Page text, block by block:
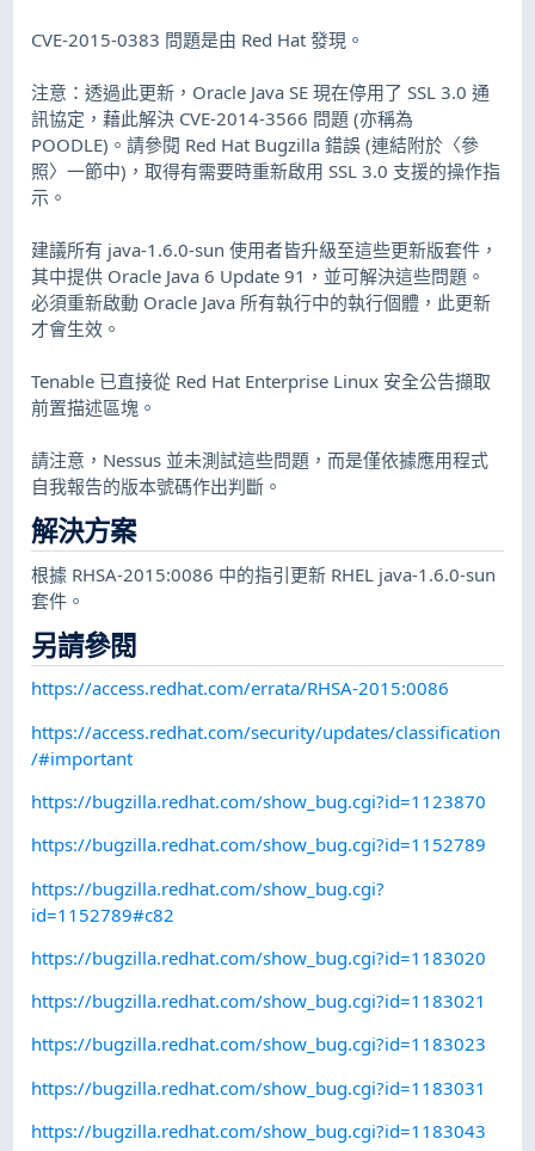
CVE-2015-0383 問題是由 Red Hat 發現。
注意：透過此更新，Oracle Java SE 現在停用了 SSL 3.0 通
訊協定，藉此解決 CVE-2014-3566 問題 (亦稱為
POODLE)。請參閱 Red Hat Bugzilla 錯誤 (連結附於〈參
照〉一節中)，取得有需要時重新啟用 SSL 3.0 支援的操作指
示。
建議所有 java-1.6.0-sun 使用者皆升級至這些更新版套件，
其中提供 Oracle Java 6 Update 91，並可解決這些問題。
必須重新啟動 Oracle Java 所有執行中的執行個體，此更新
才會生效。
Tenable 已直接從 Red Hat Enterprise Linux 安全公告擷取
前置描述區塊。
請注意，Nessus 並未測試這些問題，而是僅依據應用程式
自我報告的版本號碼作出判斷。
解決方案
根據 RHSA-2015:0086 中的指引更新 RHEL java-1.6.0-sun
套件。
另請參閱
https://access.redhat.com/errata/RHSA-2015:0086
https://access.redhat.com/security/updates/classification
/#important
https://bugzilla.redhat.com/show_bug.cgi?id=1123870
https://bugzilla.redhat.com/show_bug.cgi?id=1152789
https://bugzilla.redhat.com/show_bug.cgi?
id=1152789#c82
https://bugzilla.redhat.com/show_bug.cgi?id=1183020
https://bugzilla.redhat.com/show_bug.cgi?id=1183021
https://bugzilla.redhat.com/show_bug.cgi?id=1183023
https://bugzilla.redhat.com/show_bug.cgi?id=1183031
https://bugzilla.redhat.com/show_bug.cgi?id=1183043